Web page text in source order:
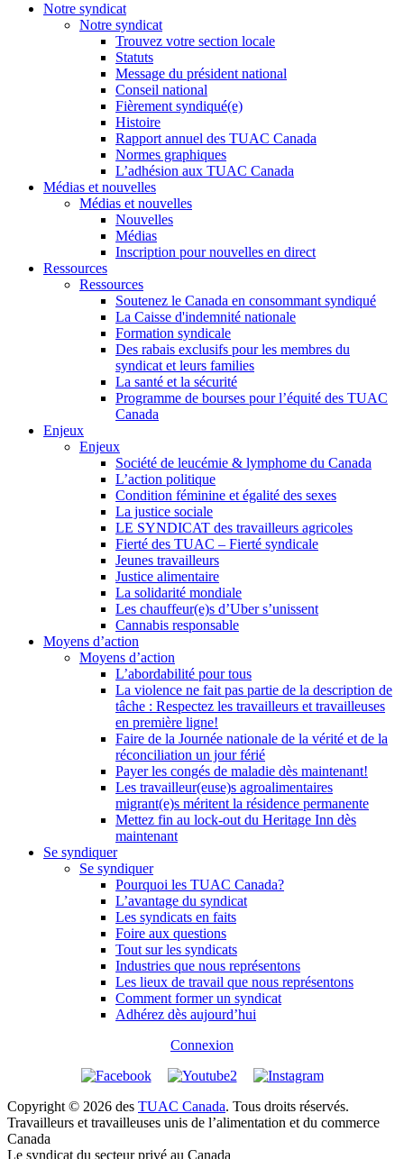
Notre syndicat
Notre syndicat
Trouvez votre section locale
Statuts
Message du président national
Conseil national
Fièrement syndiqué(e)
Histoire
Rapport annuel des TUAC Canada
Normes graphiques
L’adhésion aux TUAC Canada
Médias et nouvelles
Médias et nouvelles
Nouvelles
Médias
Inscription pour nouvelles en direct
Ressources
Ressources
Soutenez le Canada en consommant syndiqué
La Caisse d'indemnité nationale
Formation syndicale
Des rabais exclusifs pour les membres du
syndicat et leurs families
La santé et la sécurité
Programme de bourses pour l’équité des TUAC
Canada
Enjeux
Enjeux
Société de leucémie & lymphome du Canada
L’action politique
Condition féminine et égalité des sexes
La justice sociale
LE SYNDICAT des travailleurs agricoles
Fierté des TUAC – Fierté syndicale
Jeunes travailleurs
Justice alimentaire
La solidarité mondiale
Les chauffeur(e)s d’Uber s’unissent
Cannabis responsable
Moyens d’action
Moyens d’action
L’abordabilité pour tous
La violence ne fait pas partie de la description de
tâche : Respectez les travailleurs et travailleuses
en première ligne!
Faire de la Journée nationale de la vérité et de la
réconciliation un jour férié
Payer les congés de maladie dès maintenant!
Les travailleur(euse)s agroalimentaires
migrant(e)s méritent la résidence permanente
Mettez fin au lock-out du Heritage Inn dès
maintenant
Se syndiquer
Se syndiquer
Pourquoi les TUAC Canada?
L’avantage du syndicat
Les syndicats en faits
Foire aux questions
Tout sur les syndicats
Industries que nous représentons
Les lieux de travail que nous représentons
Comment former un syndicat
Adhérez dès aujourd’hui
Connexion
Copyright © 2026 des TUAC Canada. Tous droits réservés.
Travailleurs et travailleuses unis de l’alimentation et du commerce
Canada
Le syndicat du secteur privé au Canada